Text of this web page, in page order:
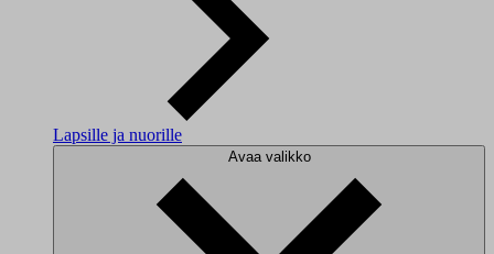
Lapsille ja nuorille
Avaa valikko